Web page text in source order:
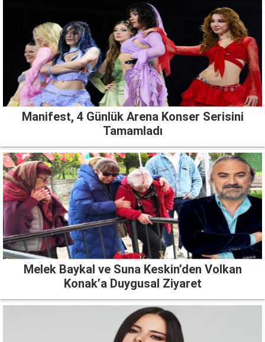
Manifest, 4 Günlük Arena Konser Serisini
Tamamladı
Melek Baykal ve Suna Keskin’den Volkan
Konak’a Duygusal Ziyaret